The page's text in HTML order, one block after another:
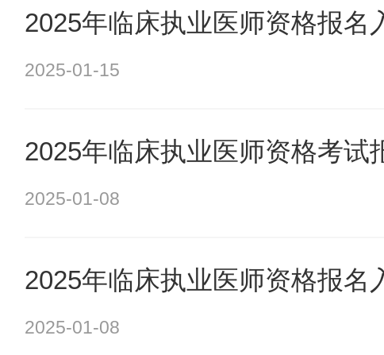
2025年临床执业医师资格报名
2025-01-15
2025年临床执业医师资格考试
2025-01-08
2025年临床执业医师资格报名
2025-01-08